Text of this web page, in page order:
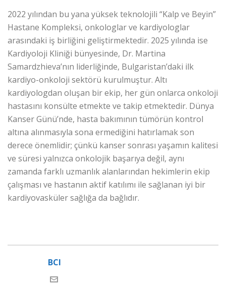
2022 yılından bu yana yüksek teknolojili “Kalp ve Beyin”
Hastane Kompleksi, onkologlar ve kardiyologlar
arasındaki iş birliğini geliştirmektedir. 2025 yılında ise
Kardiyoloji Kliniği bünyesinde, Dr. Martina
Samardzhieva’nın liderliğinde, Bulgaristan’daki ilk
kardiyo-onkoloji sektörü kurulmuştur. Altı
kardiyologdan oluşan bir ekip, her gün onlarca onkoloji
hastasını konsülte etmekte ve takip etmektedir. Dünya
Kanser Günü’nde, hasta bakımının tümörün kontrol
altına alınmasıyla sona ermediğini hatırlamak son
derece önemlidir; çünkü kanser sonrası yaşamın kalitesi
ve süresi yalnızca onkolojik başarıya değil, aynı
zamanda farklı uzmanlık alanlarından hekimlerin ekip
çalışması ve hastanın aktif katılımı ile sağlanan iyi bir
kardiyovasküler sağlığa da bağlıdır.
BCI